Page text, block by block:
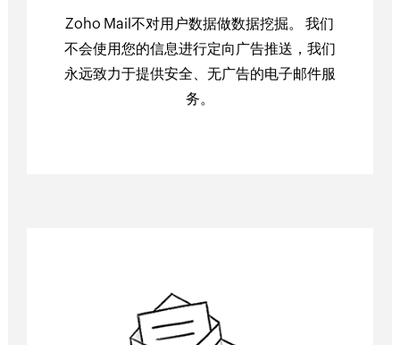
Zoho Mail不对用户数据做数据挖掘。 我们
不会使用您的信息进行定向广告推送，我们
永远致力于提供安全、无广告的电子邮件服
务。